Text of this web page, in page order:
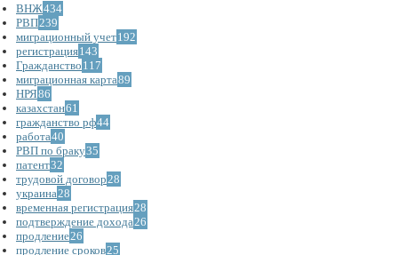
ВНЖ434
РВП239
миграционный учет192
регистрация143
Гражданство 117
миграционная карта89
НРЯ86
казахстан61
гражданство рф44
работа40
РВП по браку35
патент32
трудовой договор 28
украина 28
временная регистрация28
подтверждение дохода 26
продление26
продление сроков25